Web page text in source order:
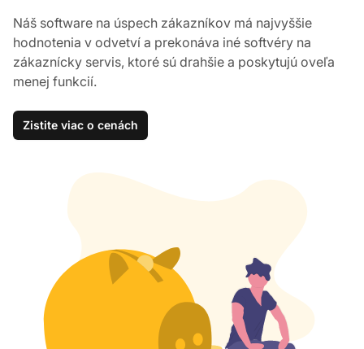
Náš software na úspech zákazníkov má najvyššie
hodnotenia v odvetví a prekonáva iné softvéry na
zákaznícky servis, ktoré sú drahšie a poskytujú oveľa
menej funkcií.
Zistite viac o cenách